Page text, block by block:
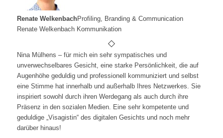
Renate WelkenbachProfiling, Branding & Communication
Renate Welkenbach Kommunikation
Nina Mülhens – für mich ein sehr sympatisches und
unverwechselbares Gesicht, eine starke Persönlichkeit, die auf
Augenhöhe geduldig und professionell kommuniziert und selbst
eine Stimme hat innerhalb und außerhalb Ihres Netzwerkes. Sie
inspiriert sowohl durch ihren Werdegang als auch durch ihre
Präsenz in den sozialen Medien. Eine sehr kompetente und
geduldige „Visagistin“ des digitalen Gesichts und noch mehr
darüber hinaus!